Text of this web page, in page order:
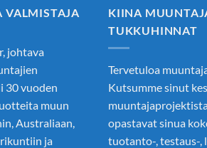
VALMISTAJA
johtava
30 vuoden
muun
Australiaan,
ja
KIINA
TUKKUHINNAT
Tervetuloa
Kutsumme sinut
opastavat sinua
tuotanto-, testaus-,